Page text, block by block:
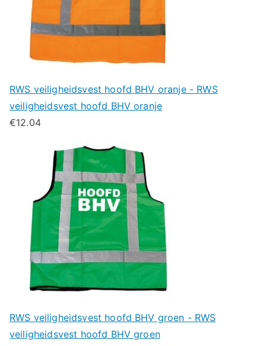
RWS veiligheidsvest hoofd BHV oranje - RWS
veiligheidsvest hoofd BHV oranje
€12.04
RWS veiligheidsvest hoofd BHV groen - RWS
veiligheidsvest hoofd BHV groen